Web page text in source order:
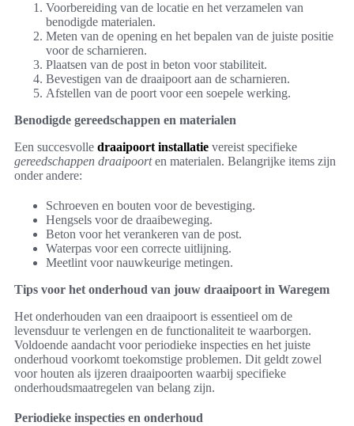
Voorbereiding van de locatie en het verzamelen van
benodigde materialen.
Meten van de opening en het bepalen van de juiste positie
voor de scharnieren.
Plaatsen van de post in beton voor stabiliteit.
Bevestigen van de draaipoort aan de scharnieren.
Afstellen van de poort voor een soepele werking.
Benodigde gereedschappen en materialen
Een succesvolle draaipoort installatie vereist specifieke
gereedschappen draaipoorten materialen. Belangrijke items zijn
onder andere:
Schroeven en bouten voor de bevestiging.
Hengsels voor de draaibeweging.
Beton voor het verankeren van de post.
Waterpas voor een correcte uitlijning.
Meetlint voor nauwkeurige metingen.
Tips voor het onderhoud van jouw draaipoort in Waregem
Het onderhouden van een draaipoort is essentieel om de
levensduur te verlengen en de functionaliteit te waarborgen.
Voldoende aandacht voor periodieke inspecties en het juiste
onderhoud voorkomt toekomstige problemen. Dit geldt zowel
voor houten als ijzeren draaipoorten waarbij specifieke
onderhoudsmaatregelen van belang zijn.
Periodieke inspecties en onderhoud